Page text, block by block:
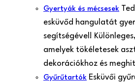
Gyertyák és mécsesek
esküvőd hangulatát
segítségével!
amelyek tökéletesek
dekorációkhoz és
Gyűrűtartók Esküvői